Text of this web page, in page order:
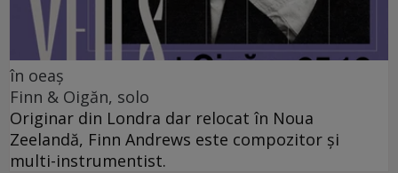
în oeaș
Finn & Oigăn, solo
Originar din Londra dar relocat în Noua
Zeelandă, Finn Andrews este compozitor și
multi-instrumentist.